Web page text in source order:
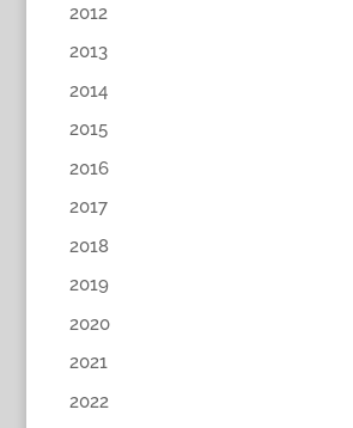
2012
2013
2014
2015
2016
2017
2018
2019
2020
2021
2022